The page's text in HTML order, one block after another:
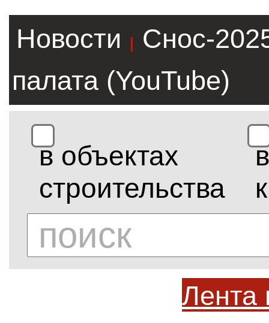
Новости |
Снос-
палата (YouTube)
в объектах
строительства
в
Лента